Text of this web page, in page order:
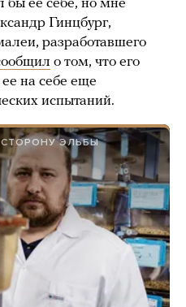
бы ее себе, но мне
Гинцбург,
разработавшего
о том, что его
на себе еще
испытаний.
ЭЛЬБЫ